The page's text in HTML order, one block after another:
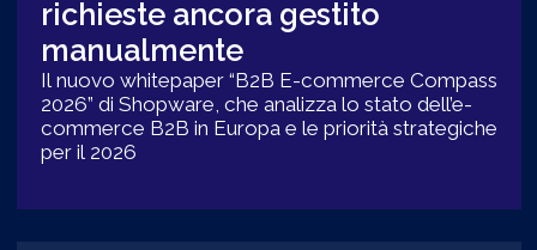
richieste ancora gestito
manualmente
Il nuovo whitepaper “B2B E-commerce Compass
2026” di Shopware, che analizza lo stato dell’e-
commerce B2B in Europa e le priorità strategiche
per il 2026